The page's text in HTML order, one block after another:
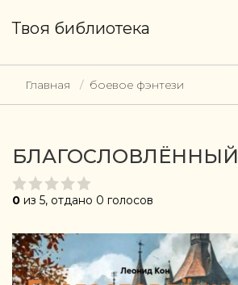
Твоя библиотека
Главная боевое фэнтези
БЛАГОСЛОВЛЁННЫЙ
0 из 5, отдано 0 голосов